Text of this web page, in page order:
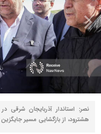
نصر: استاندار آذربایجان
هشترود، از بازگشایی مسیر جایگزین